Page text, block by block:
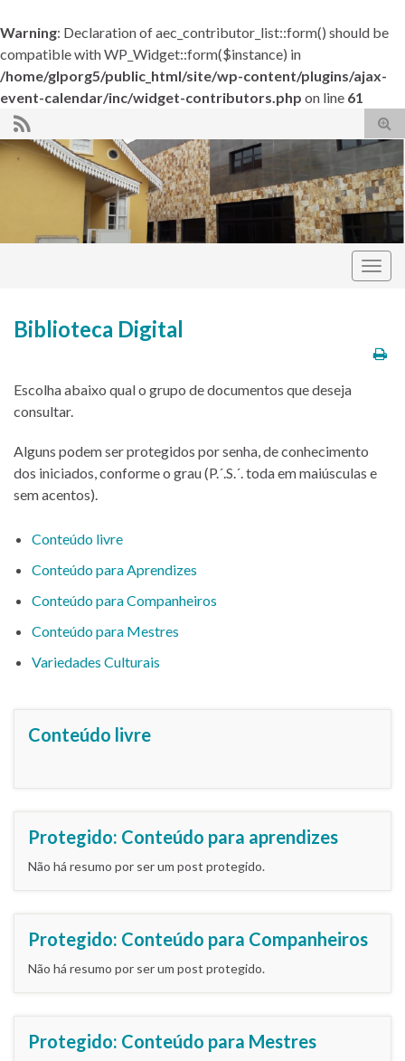
Warning: Declaration of aec_contributor_list::form() should be
compatible with WP_Widget::form($instance) in
/home/glporg5/public_html/site/wp-content/plugins/ajax-
event-calendar/inc/widget-contributors.php on line 61
de
Grande Loja do Paraná
Biblioteca Digital
Escolha abaixo qual o grupo de documentos que deseja
consultar.
Alguns podem ser protegidos por senha, de conhecimento
dos iniciados, conforme o grau (P.´.S.´. toda em maiúsculas e
sem acentos).
Conteúdo livre
Conteúdo para Aprendizes
Conteúdo para Companheiros
Conteúdo para Mestres
Variedades Culturais
Conteúdo livre
Protegido: Conteúdo para aprendizes
Não há resumo por ser um post protegido.
Protegido: Conteúdo para Companheiros
Não há resumo por ser um post protegido.
Protegido: Conteúdo para Mestres